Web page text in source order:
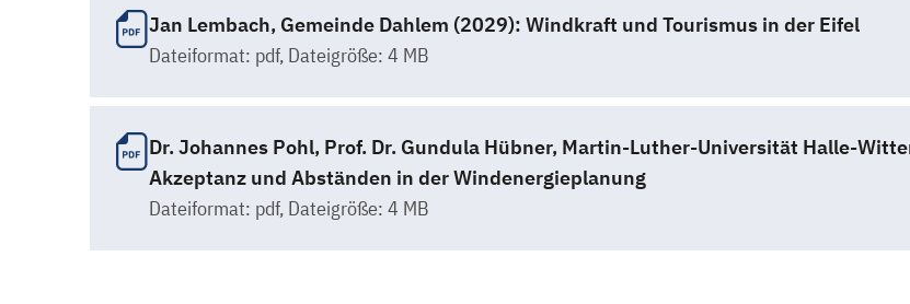
Jan Lembach, Gemeinde Dahlem (2029): Windkraft und Tourismus in der Eifel
Dateiformat: pdf, Dateigröße: 4 MB
Dr. Johannes Pohl, Prof. Dr. Gundula Hübner, Martin-Luther-Universität Halle-
Akzeptanz und Abständen in der Windenergieplanung
Dateiformat: pdf, Dateigröße: 4 MB